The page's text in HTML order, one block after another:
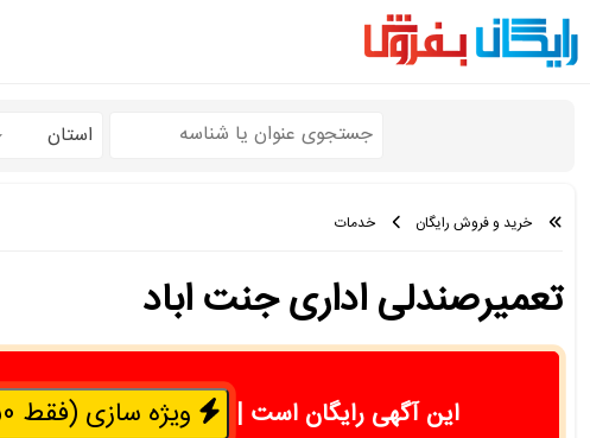
استان
خرید و فروش رایگان خدمات
تعمیرصندلی اداری جنت اباد
این آگهی رایگان است | ویژه سازی (فقط 50 هزار تومان)